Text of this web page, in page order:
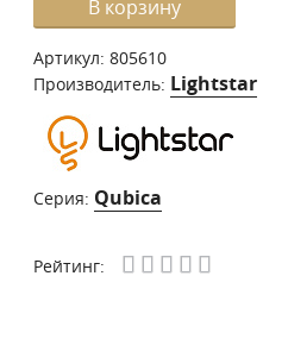
В корзину
Артикул: 805610
Производитель: Lightstar
Серия: Qubica
Рейтинг: